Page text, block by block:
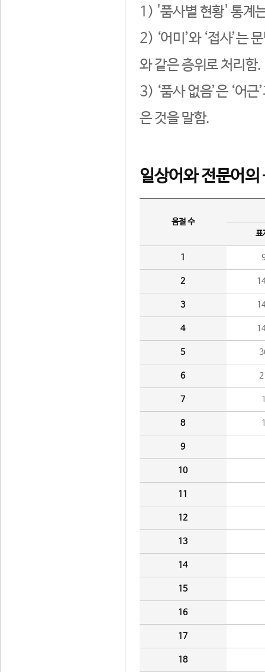
1) '품사별 현황' 통계
2) ‘어미’와 ‘접사’는
와 같은 층위로 처리함.
3) ‘품사 없음’은 ‘어
은 것을 말함.
일상어와 전문어의
음절 수
표
1
2
3
4
5
6
7
8
9
10
11
12
13
14
15
16
17
18